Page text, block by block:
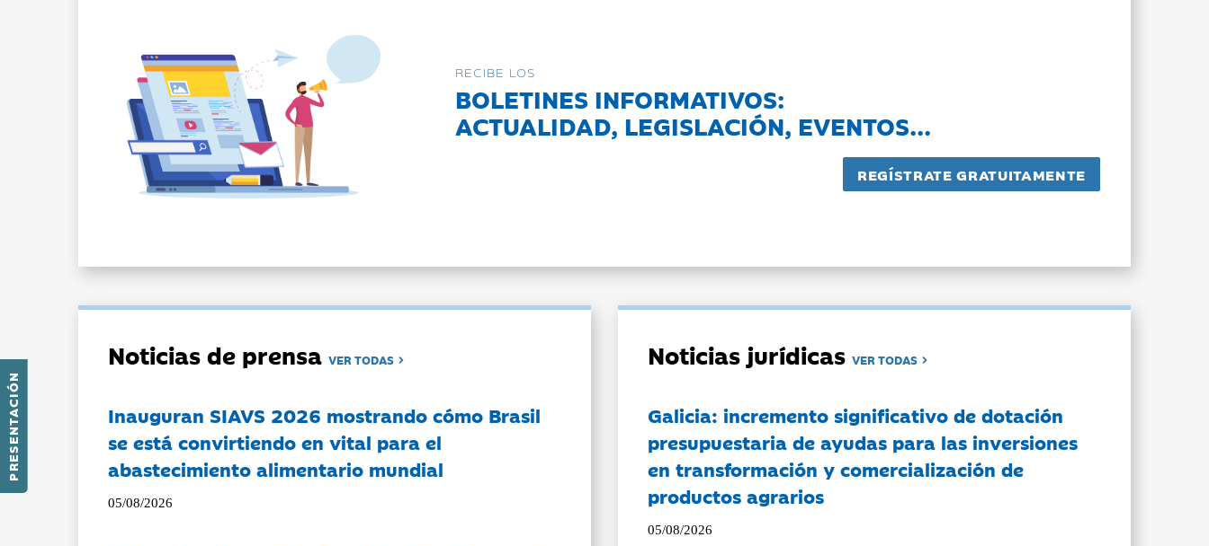
PRESENTACIÓN
RECIBE LOS
BOLETINES INFORMATIVOS:
ACTUALIDAD, LEGISLACIÓN, EVENTOS...
Noticias de prensaVER TODAS
Inauguran SIAVS 2026 mostrando cómo Brasil
se está convirtiendo en vital para el
abastecimiento alimentario mundial
05/08/2026
Noticias jurídicasVER TODAS
Galicia: incremento significativo de dotación
presupuestaria de ayudas para las inversiones
en transformación y comercialización de
productos agrarios
05/08/2026